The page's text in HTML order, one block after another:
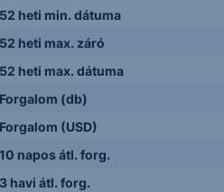
heti min. dátuma
heti max. záró
heti max. dátuma
(db)
(USD)
napos átl. forg.
havi átl. forg.